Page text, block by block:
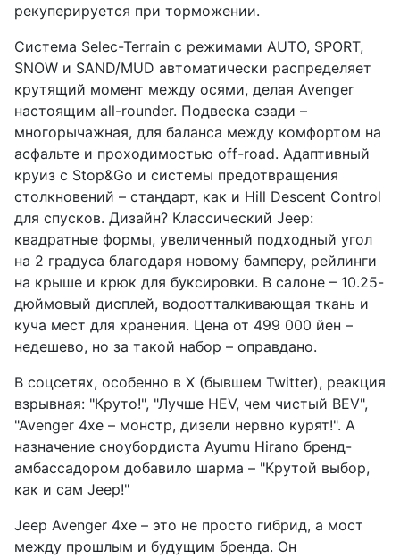
рекуперируется при торможении.
Система Selec-Terrain с режимами AUTO, SPORT,
SNOW и SAND/MUD автоматически распределяет
крутящий момент между осями, делая Avenger
настоящим all-rounder. Подвеска сзади –
многорычажная, для баланса между комфортом на
асфальте и проходимостью off-road. Адаптивный
круиз с Stop&Go и системы предотвращения
столкновений – стандарт, как и Hill Descent Control
для спусков. Дизайн? Классический Jeep:
квадратные формы, увеличенный подходный угол
на 2 градуса благодаря новому бамперу, рейлинги
на крыше и крюк для буксировки. В салоне – 10.25-
дюймовый дисплей, водоотталкивающая ткань и
куча мест для хранения. Цена от 499 000 йен –
недешево, но за такой набор – оправдано.
В соцсетях, особенно в X (бывшем Twitter), реакция
взрывная: "Круто!", "Лучше HEV, чем чистый BEV",
"Avenger 4xe – монстр, дизели нервно курят!". А
назначение сноубордиста Ayumu Hirano бренд-
амбассадором добавило шарма – "Крутой выбор,
как и сам Jeep!"
Jeep Avenger 4xe – это не просто гибрид, а мост
между прошлым и будущим бренда. Он